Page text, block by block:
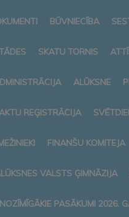
BŪVNIECĪBA
SKATU TORNIS
ALŪKSNE
REĢISTRĀCIJA
FINANŠU KOMITEJA
VALSTS ĢIMNĀZIJA
PASĀKUMI 2026.